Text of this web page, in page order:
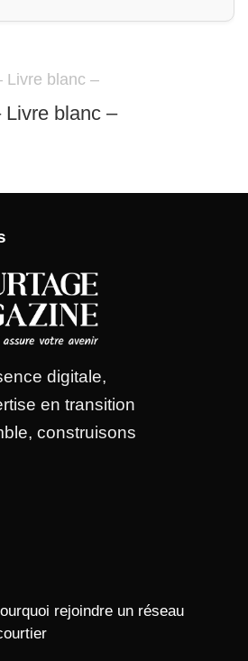
Livre blanc –
digitale,
en transition
construisons
rejoindre un réseau